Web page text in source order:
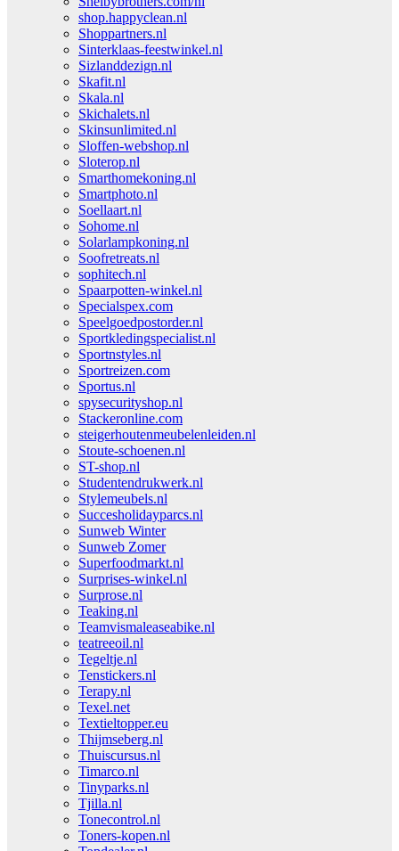
shop.happyclean.nl
Shoppartners.nl
Sinterklaas-feestwinkel.nl
Sizlanddezign.nl
Skafit.nl
Skala.nl
Skichalets.nl
Skinsunlimited.nl
Sloffen-webshop.nl
Sloterop.nl
Smarthomekoning.nl
Smartphoto.nl
Soellaart.nl
Sohome.nl
Solarlampkoning.nl
Soofretreats.nl
sophitech.nl
Spaarpotten-winkel.nl
Specialspex.com
Speelgoedpostorder.nl
Sportkledingspecialist.nl
Sportnstyles.nl
Sportreizen.com
Sportus.nl
spysecurityshop.nl
Stackeronline.com
steigerhoutenmeubelenleiden.nl
Stoute-schoenen.nl
ST-shop.nl
Studentendrukwerk.nl
Stylemeubels.nl
Succesholidayparcs.nl
Sunweb Winter
Sunweb Zomer
Superfoodmarkt.nl
Surprises-winkel.nl
Surprose.nl
Teaking.nl
Teamvismaleaseabike.nl
teatreeoil.nl
Tegeltje.nl
Tenstickers.nl
Terapy.nl
Texel.net
Textieltopper.eu
Thijmseberg.nl
Thuiscursus.nl
Timarco.nl
Tinyparks.nl
Tjilla.nl
Tonecontrol.nl
Toners-kopen.nl